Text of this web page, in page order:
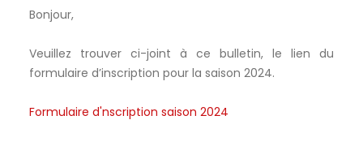
Bonjour,
Veuillez trouver ci-joint à ce bulletin, le lien du
formulaire d’inscription pour la saison 2024.
Formulaire d'nscription saison 2024